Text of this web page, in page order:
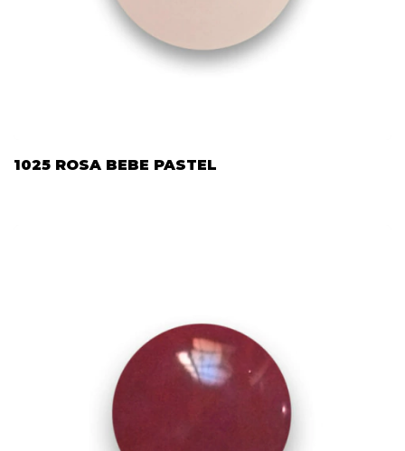
1025 ROSA BEBE PASTEL